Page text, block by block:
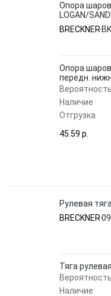
Опора
LOGAN/
BK23006
BRECKNER
Опора
передн.
Вероятность
Наличие
Отгрузка
45.59 p.
Рулевая
BRECKNER
Тяга
Вероятность
Наличие